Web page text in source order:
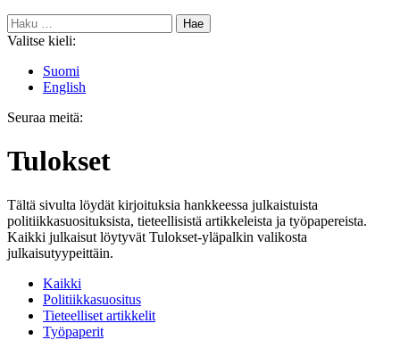
Haku:
Valitse kieli:
Suomi
English
Seuraa meitä:
Tulokset
Tältä sivulta löydät kirjoituksia hankkeessa julkaistuista
politiikkasuosituksista, tieteellisistä artikkeleista ja työpapereista.
Kaikki julkaisut löytyvät Tulokset-yläpalkin valikosta
julkaisutyypeittäin.
Kaikki
Politiikkasuositus
Tieteelliset artikkelit
Työpaperit